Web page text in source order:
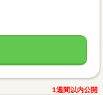
1週間以内公開